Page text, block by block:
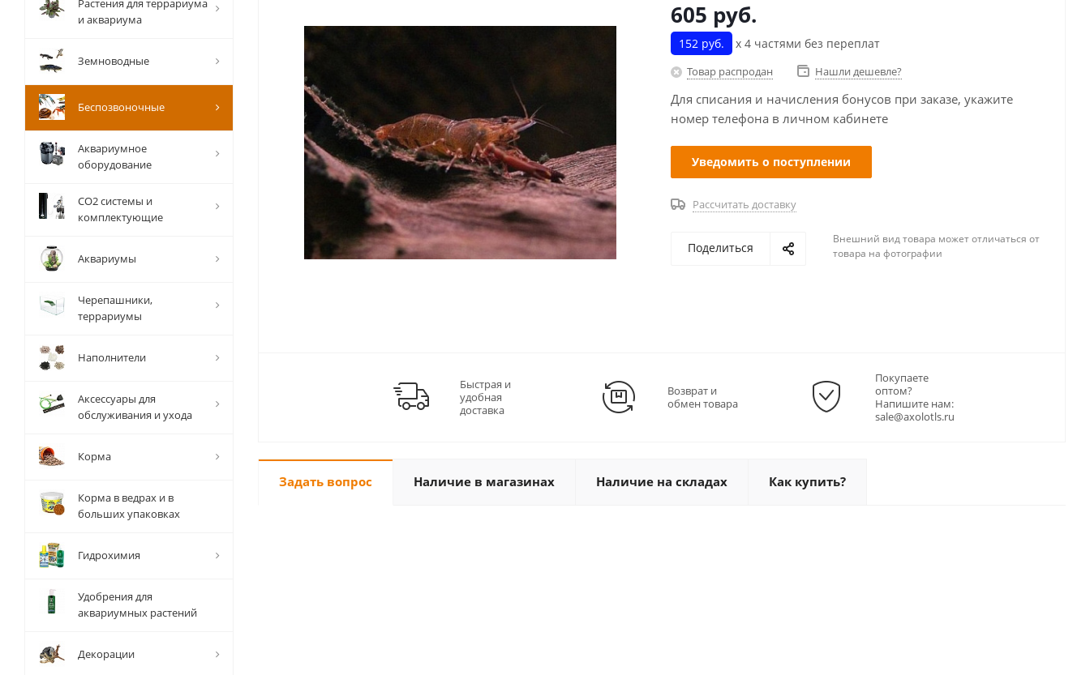
605 руб.
152 руб. х 4 частями без переплат
Товар распродан Нашли дешевле?
Для списания и начисления бонусов при заказе, укажите
номер телефона в личном кабинете
Уведомить о поступлении
Рассчитать доставку
Поделиться
Внешний вид товара может отличаться от
товара на фотографии
Быстрая и
удобная
доставка
Возврат и
обмен товара
Покупаете
оптом?
Напишите нам:
sale@axolotls.ru
Задать вопрос Наличие в магазинах Наличие на складах Как купить?
Растения для террариума
и аквариума
Земноводные
Беспозвоночные
Аквариумное
оборудование
СО2 системы и
комплектующие
Аквариумы
Черепашники,
террариумы
Наполнители
Аксессуары для
обслуживания и ухода
Корма
Корма в ведрах и в
больших упаковках
Гидрохимия
Удобрения для
аквариумных растений
Декорации